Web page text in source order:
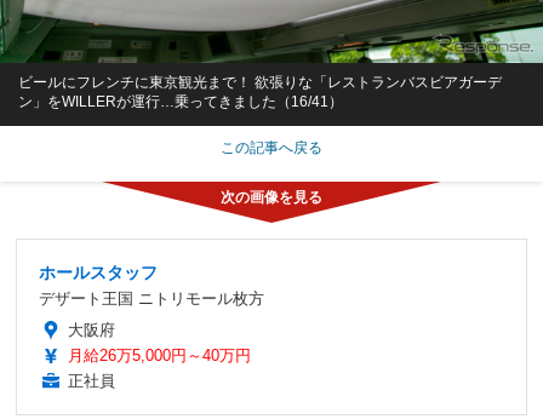
ビールにフレンチに東京観光まで！ 欲張りな「レストランバスビアガーデ
ン」をWILLERが運行…乗ってきました（16/41）
この記事へ戻る
ホールスタッフ
デザート王国 ニトリモール枚方
大阪府
月給26万5,000円～40万円
正社員